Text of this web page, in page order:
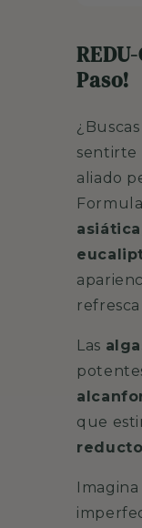
Paso!
sentirte
aliado
Las
que